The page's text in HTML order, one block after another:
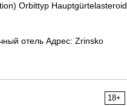
Orbittyp Hauptgürtelasteroid
отель Адрес: Zrinsko
18+